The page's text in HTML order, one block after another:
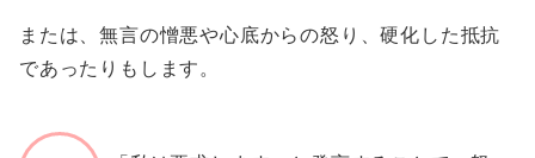
または、無言の憎悪や心底からの怒り、硬化した抵抗
であったりもします。